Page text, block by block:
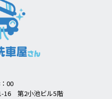
00
16 第2小池ビル5階